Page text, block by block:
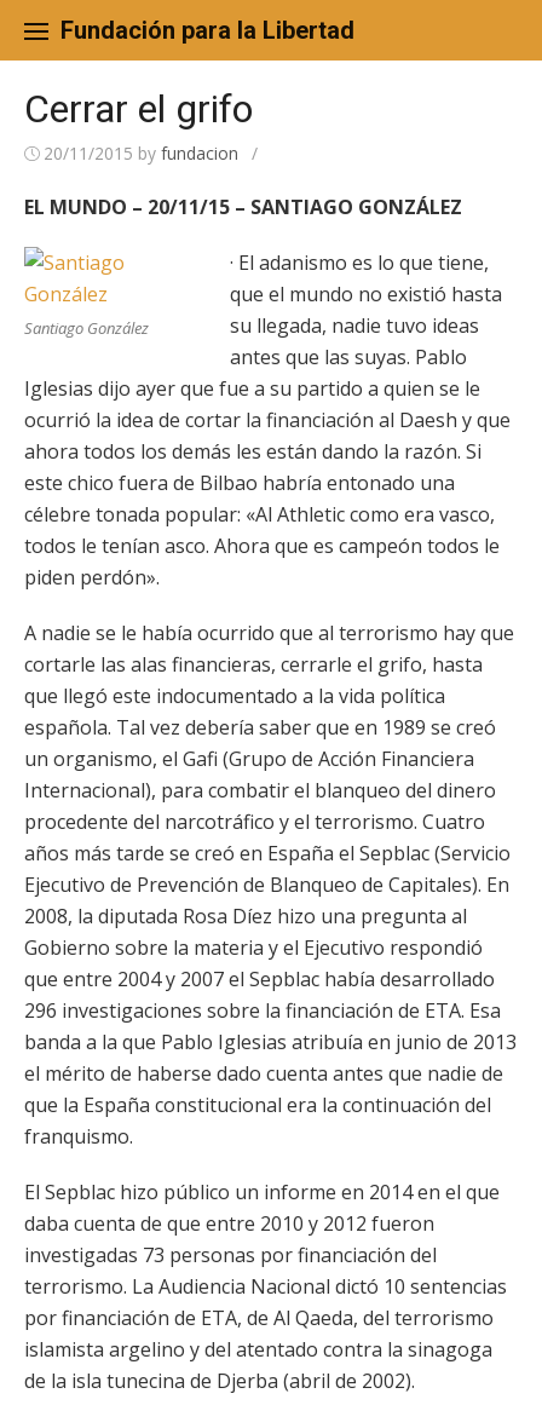
content
Fundación para la Libertad
Cerrar el grifo
20/11/2015 by fundacion /
EL MUNDO – 20/11/15 – SANTIAGO GONZÁLEZ
Santiago González
· El adanismo es lo que tiene,
que el mundo no existió hasta
su llegada, nadie tuvo ideas
antes que las suyas. Pablo
Iglesias dijo ayer que fue a su partido a quien se le
ocurrió la idea de cortar la financiación al Daesh y que
ahora todos los demás les están dando la razón. Si
este chico fuera de Bilbao habría entonado una
célebre tonada popular: «Al Athletic como era vasco,
todos le tenían asco. Ahora que es campeón todos le
piden perdón».
A nadie se le había ocurrido que al terrorismo hay que
cortarle las alas financieras, cerrarle el grifo, hasta
que llegó este indocumentado a la vida política
española. Tal vez debería saber que en 1989 se creó
un organismo, el Gafi (Grupo de Acción Financiera
Internacional), para combatir el blanqueo del dinero
procedente del narcotráfico y el terrorismo. Cuatro
años más tarde se creó en España el Sepblac (Servicio
Ejecutivo de Prevención de Blanqueo de Capitales). En
2008, la diputada Rosa Díez hizo una pregunta al
Gobierno sobre la materia y el Ejecutivo respondió
que entre 2004 y 2007 el Sepblac había desarrollado
296 investigaciones sobre la financiación de ETA. Esa
banda a la que Pablo Iglesias atribuía en junio de 2013
el mérito de haberse dado cuenta antes que nadie de
que la España constitucional era la continuación del
franquismo.
El Sepblac hizo público un informe en 2014 en el que
daba cuenta de que entre 2010 y 2012 fueron
investigadas 73 personas por financiación del
terrorismo. La Audiencia Nacional dictó 10 sentencias
por financiación de ETA, de Al Qaeda, del terrorismo
islamista argelino y del atentado contra la sinagoga
de la isla tunecina de Djerba (abril de 2002).